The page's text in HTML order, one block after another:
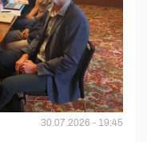
30.07.2026 - 19:45